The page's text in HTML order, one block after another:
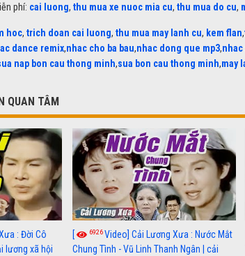
phí: cai luong, thu mua xe nuoc mia cu, thu mua do cu,
hoc, trich doan cai luong, thu mua may lanh cu, kem flan,
dance remix,nhac cho ba bau,nhac dong que mp3,nhac
nap bon cau thong minh,sua bon cau thong minh,may
QUAN TÂM
: Đời Cô
lương xã hội
[ 6926Video] Cải Lương Xưa : Nước Mắt
Chung Tình - Vũ Linh Thanh Ngân | cải